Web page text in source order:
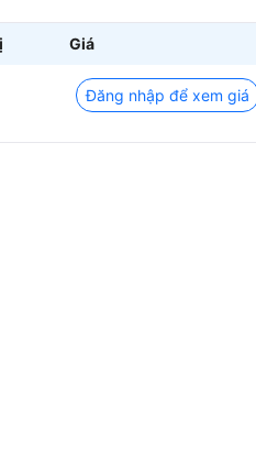
Giá
Đăng nhập để xem giá